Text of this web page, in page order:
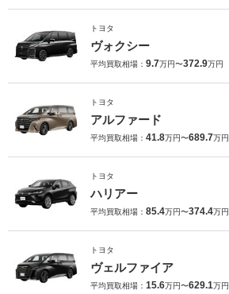
トヨタ
ヴォクシー
平均買取相場： 9.7万円〜372.9万円
トヨタ
アルファード
平均買取相場： 41.8万円〜689.7万円
トヨタ
ハリアー
平均買取相場： 85.4万円〜374.4万円
トヨタ
ヴェルファイア
平均買取相場： 15.6万円〜629.1万円